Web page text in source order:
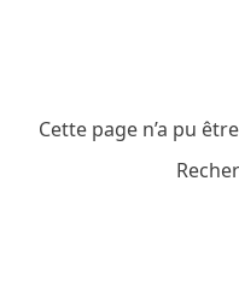
Cette page n’a pu